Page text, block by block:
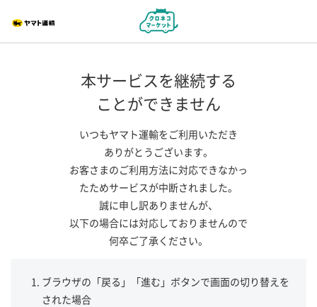
本サービスを継続する
ことができません
いつもヤマト運輸をご利用いただき
ありがとうございます。
お客さまのご利用方法に対応できなかっ
たためサービスが中断されました。
誠に申し訳ありませんが、
以下の場合には対応しておりませんので
何卒ご了承ください。
ブラウザの「戻る」「進む」ボタンで画面の切り替えを
された場合